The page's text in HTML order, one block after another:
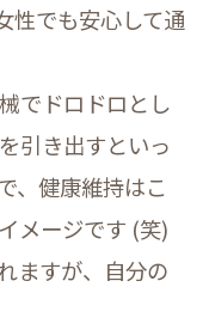
性でも安心して通
でドロドロとし
引き出すといっ
、健康維持はこ
メージです (笑)
ますが、自分の